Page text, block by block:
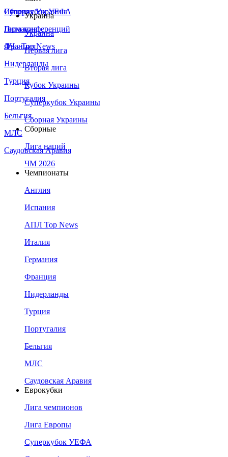
Сборная Украины
Италия
Германия
Франция
Нидерланды
Турция
Португалия
Бельгия
МЛС
Саудовская Аравия
Суперкубок УЕФА
Лига конференций
ЛЧ - Top News
Украина
Украина
Первая лига
Вторая лига
Кубок Украины
Суперкубок Украины
Сборная Украины
Сборные
Лига наций
ЧМ 2026
Чемпионаты
Англия
Испания
АПЛ Top News
Италия
Германия
Франция
Нидерланды
Турция
Португалия
Бельгия
МЛС
Саудовская Аравия
Еврокубки
Лига чемпионов
Лига Европы
Суперкубок УЕФА